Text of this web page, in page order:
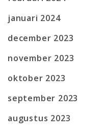
januari 2024
december 2023
november 2023
oktober 2023
september 2023
augustus 2023